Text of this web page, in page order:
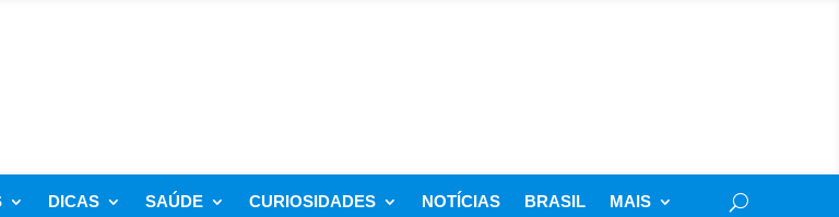
DICAS SAÚDE CURIOSIDADES NOTÍCIAS BRASIL MAIS